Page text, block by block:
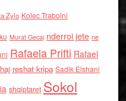
Zylo Kolec Traboini
Murat Gecaj nderroi jete ne
Rafaela Prifti Rafael
reshat kripa Sadik Elshani
shqiptaret Sokol